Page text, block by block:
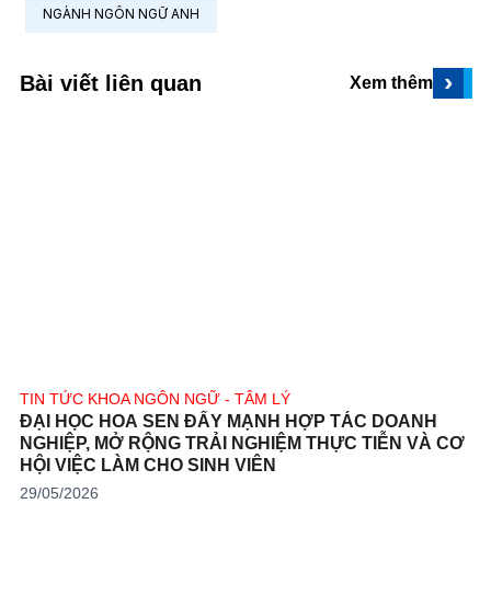
NGÀNH NGÔN NGỮ ANH
Bài viết liên quan Xem thêm ›
TIN TỨC KHOA NGÔN NGỮ - TÂM LÝ
ĐẠI HỌC HOA SEN ĐẨY MẠNH HỢP TÁC DOANH
NGHIỆP, MỞ RỘNG TRẢI NGHIỆM THỰC TIỄN VÀ CƠ
HỘI VIỆC LÀM CHO SINH VIÊN
29/05/2026